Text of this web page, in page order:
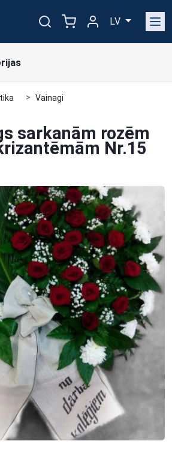
LV
Vainagi
sarkanām rozēm
Nr.15